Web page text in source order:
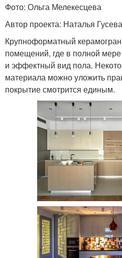
Фото: Ольга Мелекесцева
Автор проекта: Наталья Гусева
Крупноформатный
помещений, где в полной
и эффектный вид пола.
материала можно уложить
покрытие смотрится единым.